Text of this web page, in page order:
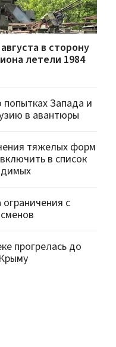
в сторону
летели 1984
Запада и
в авантюры
тяжелых форм
в список
с
прогрелась до